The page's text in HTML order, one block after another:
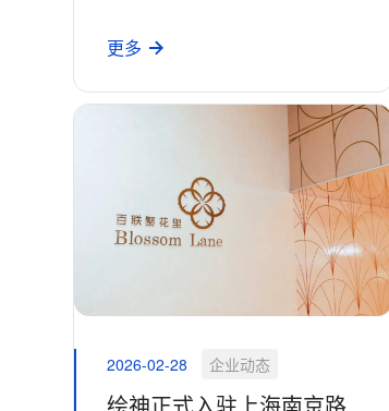
更多
2026-02-28 企业动态